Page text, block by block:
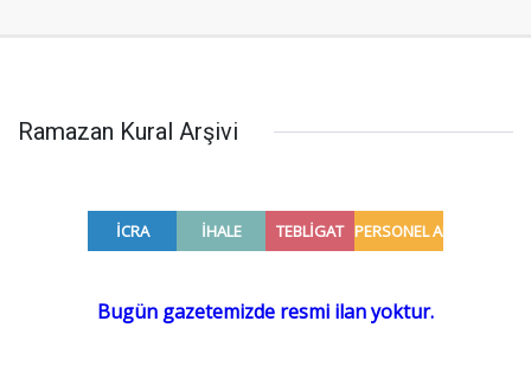
Ramazan Kural Arşivi